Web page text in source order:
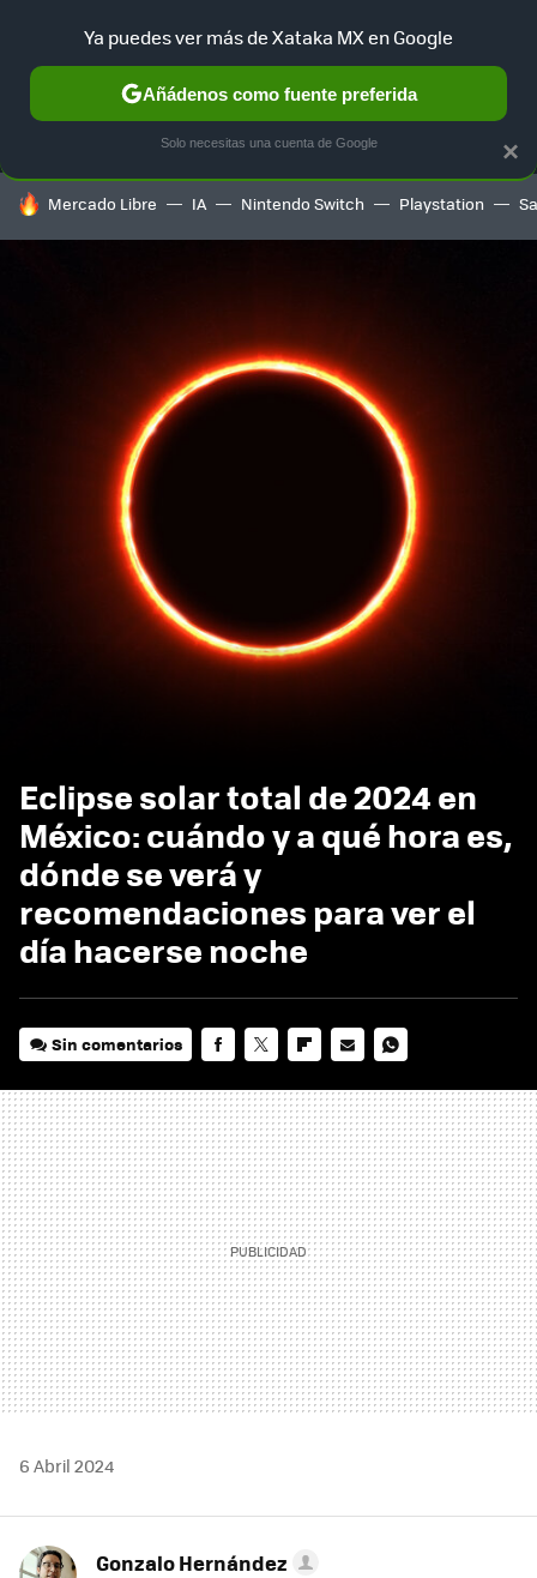
MENÚ NUEVO
GAMING HOME AUTO
HOY SE HABLA DE
Mercado Libre IA Nintendo Switch Playstation
Eclipse solar total de 2024 en
México: cuándo y a qué hora es,
dónde se verá y
recomendaciones para ver el
día hacerse noche
Sin comentarios
MAIL
6 Abril 2024
Gonzalo Hernández
×
Ya puedes ver más de Xataka MX en Google
Añádenos como fuente preferida
Solo necesitas una cuenta de Google